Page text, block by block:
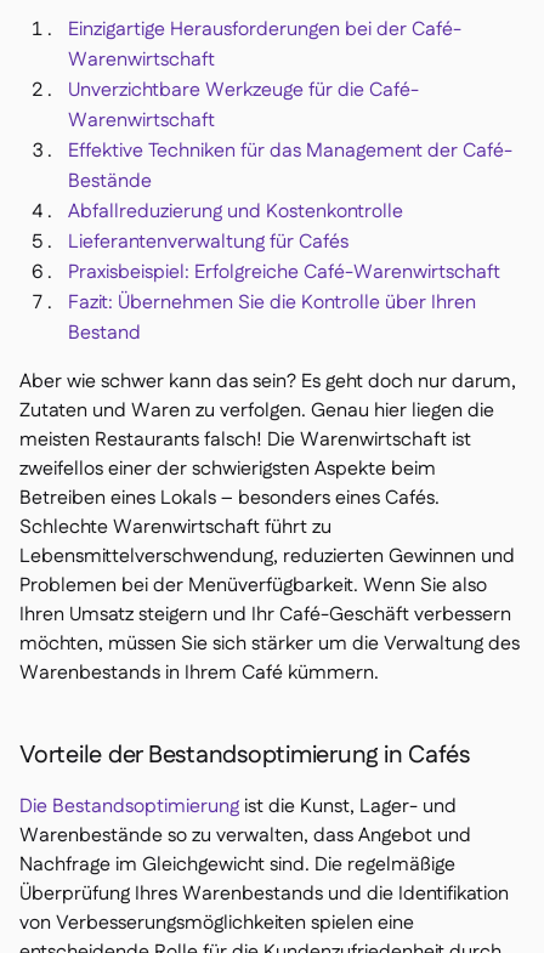
 Tabellenberichte
Offene API
Delta Sharing
 Kassensystem
 Buchhaltung
 ERP
 Aggregatoren
 Partnerprogramm
Implementierung
Einzigartige Herausforderungen bei der Café-
Warenwirtschaft
Unverzichtbare Werkzeuge für die Café-
Warenwirtschaft
Effektive Techniken für das Management der Café-
Bestände
Abfallreduzierung und Kostenkontrolle
Lieferantenverwaltung für Cafés
Praxisbeispiel: Erfolgreiche Café-Warenwirtschaft
Fazit: Übernehmen Sie die Kontrolle über Ihren
Bestand
Aber wie schwer kann das sein? Es geht doch nur darum,
Zutaten und Waren zu verfolgen. Genau hier liegen die
meisten Restaurants falsch! Die Warenwirtschaft ist
zweifellos einer der schwierigsten Aspekte beim
Betreiben eines Lokals – besonders eines Cafés.
Schlechte Warenwirtschaft führt zu
Lebensmittelverschwendung, reduzierten Gewinnen und
Problemen bei der Menüverfügbarkeit. Wenn Sie also
Ihren Umsatz steigern und Ihr Café-Geschäft verbessern
möchten, müssen Sie sich stärker um die Verwaltung des
Warenbestands in Ihrem Café kümmern.
Vorteile der Bestandsoptimierung in Cafés
Die Bestandsoptimierung ist die Kunst, Lager- und
Warenbestände so zu verwalten, dass Angebot und
Nachfrage im Gleichgewicht sind. Die regelmäßige
Überprüfung Ihres Warenbestands und die Identifikation
von Verbesserungsmöglichkeiten spielen eine